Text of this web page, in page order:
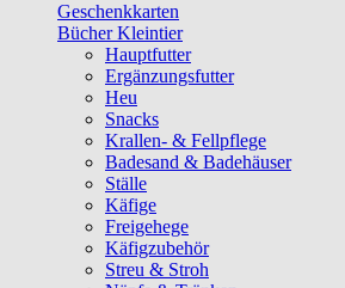
Geschenkkarten
Bücher Kleintier
Hauptfutter
Ergänzungsfutter
Heu
Snacks
Krallen- & Fellpflege
Badesand & Badehäuser
Ställe
Käfige
Freigehege
Käfigzubehör
Streu & Stroh